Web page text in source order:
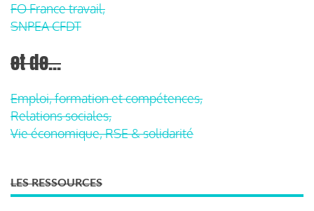
FO France travail,
SNPEA CFDT
et de...
Emploi, formation et compétences,
Relations sociales,
Vie économique, RSE & solidarité
LES RESSOURCES